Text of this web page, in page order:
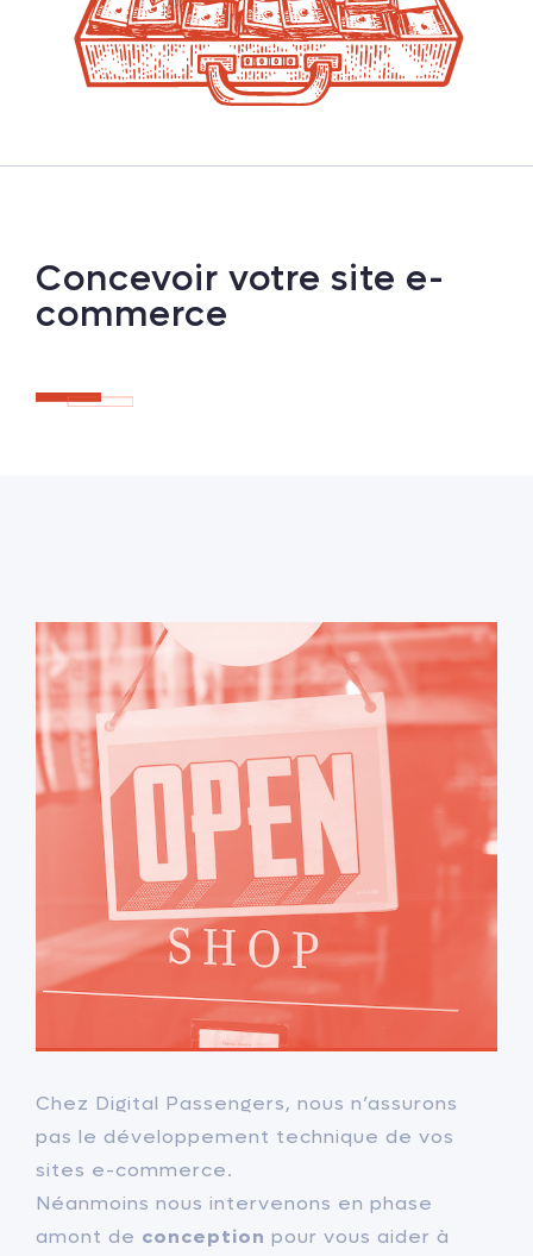
Concevoir votre site e-
commerce
Chez Digital Passengers, nous n’assurons
pas le développement technique de vos
sites e-commerce.
Néanmoins nous intervenons en phase
amont de conception pour vous aider à